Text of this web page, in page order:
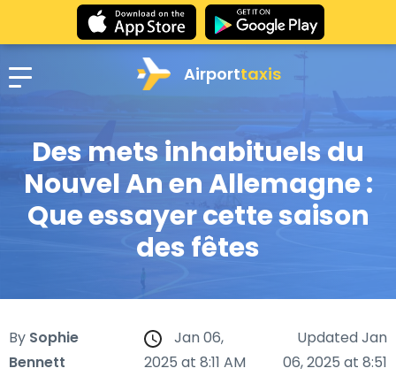
Airporttaxis
Des mets inhabituels du
Nouvel An en Allemagne :
Que essayer cette saison
des fêtes
By Sophie
Bennett
Jan 06,
2025 at 8:11 AM
Updated Jan
06, 2025 at 8:51